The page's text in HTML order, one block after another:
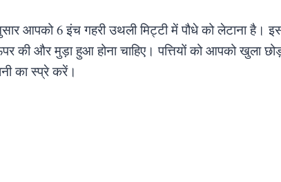
आपको 6 इंच गहरी उथली मिट्टी में पौधे को लेटाना है।
और मुड़ा हुआ होना चाहिए। पत्तियों को आपको खुला
का स्प्रे करें।